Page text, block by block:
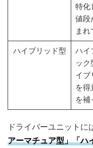
特化
値段
まれ
ハイブリッド型
ハイ
ッ
イブ
を
を補
ドライバーユニットに
アーマチュア型」「ハ